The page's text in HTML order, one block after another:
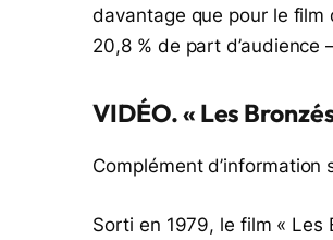
davantage que pour le film
20,8 % de part d’audience
VIDÉO. « Les
Complément d’information
Sorti en 1979, le film «